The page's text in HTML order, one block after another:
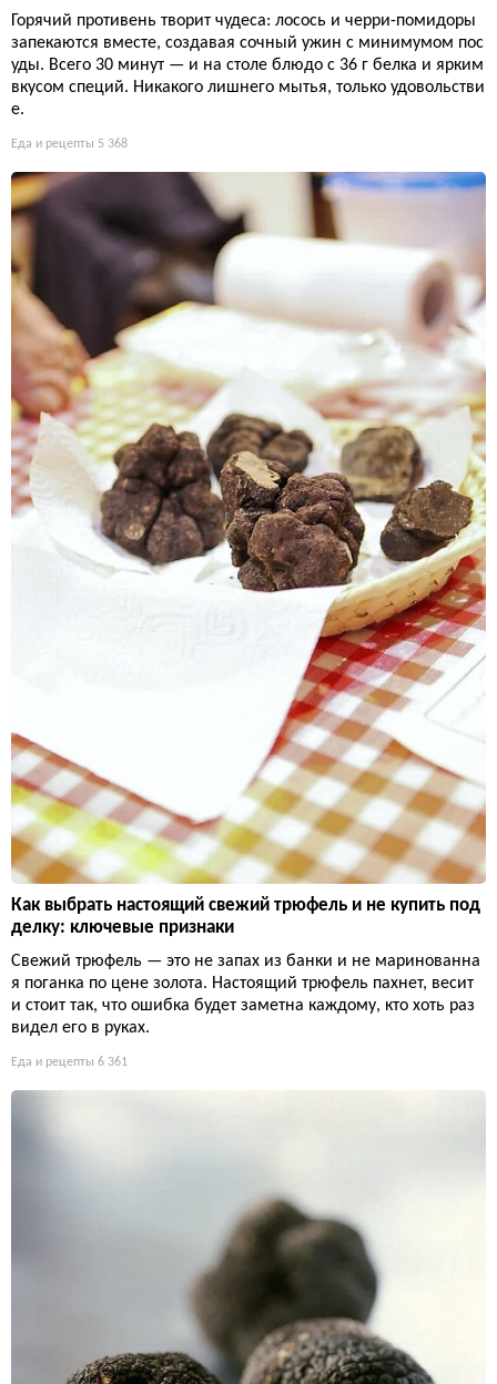
Горячий противень творит чудеса: лосось и черри-помидоры
запекаются вместе, создавая сочный ужин с минимумом пос
уды. Всего 30 минут — и на столе блюдо с 36 г белка и ярким
вкусом специй. Никакого лишнего мытья, только удовольстви
е.
Еда и рецепты 5 368
Как выбрать настоящий свежий трюфель и не купить под
делку: ключевые признаки
Свежий трюфель — это не запах из банки и не маринованна
я поганка по цене золота. Настоящий трюфель пахнет, весит
и стоит так, что ошибка будет заметна каждому, кто хоть раз
видел его в руках.
Еда и рецепты 6 361